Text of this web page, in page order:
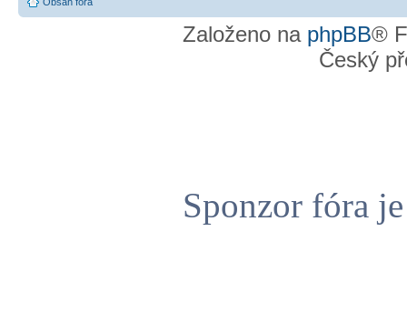
Založeno na phpBB®
Český
Sponzor fóra